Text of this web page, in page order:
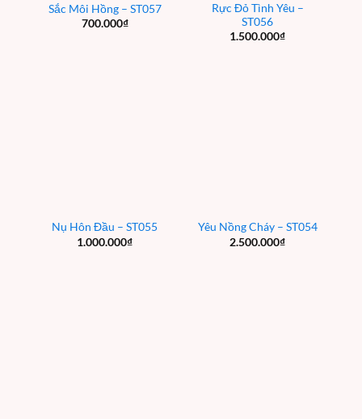
Sắc Môi Hồng – ST057
700.000₫
Rực Đỏ Tình Yêu –
ST056
1.500.000₫
Nụ Hôn Đầu – ST055
1.000.000₫
Yêu Nồng Cháy – ST054
2.500.000₫